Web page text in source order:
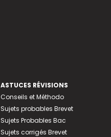
ASTUCES RÉVISIONS
Conseils et Méthodo
Sujets probables Brevet
Sujets Probables Bac
Sujets corrigés Brevet